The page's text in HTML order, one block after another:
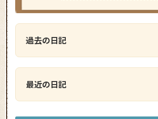
過去の日記
最近の日記